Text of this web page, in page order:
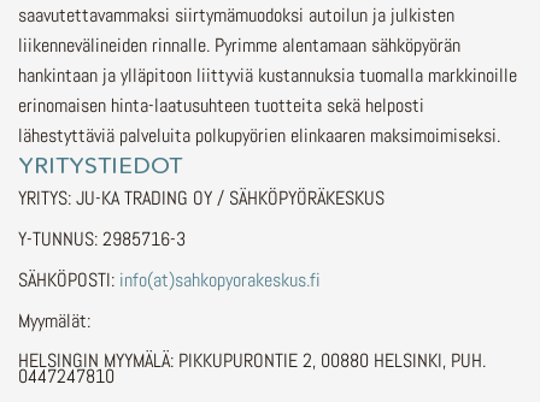
saavutettavammaksi siirtymämuodoksi autoilun ja julkisten
liikennevälineiden rinnalle. Pyrimme alentamaan sähköpyörän
hankintaan ja ylläpitoon liittyviä kustannuksia tuomalla markkinoille
erinomaisen hinta-laatusuhteen tuotteita sekä helposti
lähestyttäviä palveluita polkupyörien elinkaaren maksimoimiseksi.
YRITYSTIEDOT
YRITYS: JU-KA TRADING OY / SÄHKÖPYÖRÄKESKUS
Y-TUNNUS: 2985716-3
SÄHKÖPOSTI: info(at)sahkopyorakeskus.fi
Myymälät:
HELSINGIN MYYMÄLÄ: PIKKUPURONTIE 2, 00880 HELSINKI, PUH.
0447247810